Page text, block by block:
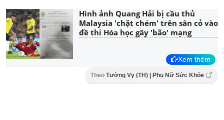
Hình ảnh Quang Hải bị cầu thủ
Malaysia 'chặt chém' trên sân cỏ vào
đề thi Hóa học gây 'bão' mạng
Xem thêm
Theo Tường Vy (TH) | Phụ Nữ Sức Khỏe